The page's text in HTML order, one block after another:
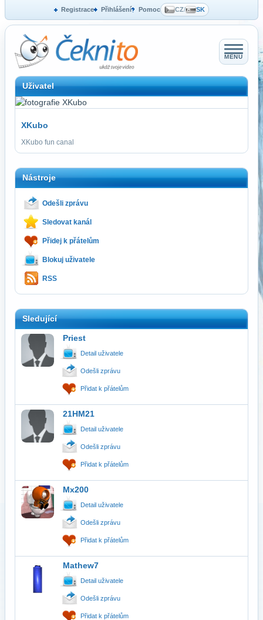
Registrace Přihlášení Pomoc CZ/ SK
MENU
Uživatel
XKubo
XKubo fun canal
Nástroje
Odešli zprávu
Sledovat kanál
Přidej k přátelům
Blokuj uživatele
RSS
Sledující
Priest
Detail uživatele
Odešli zprávu
Přidat k přátelům
21HM21
Detail uživatele
Odešli zprávu
Přidat k přátelům
Mx200
Detail uživatele
Odešli zprávu
Přidat k přátelům
Mathew7
Detail uživatele
Odešli zprávu
Přidat k přátelům